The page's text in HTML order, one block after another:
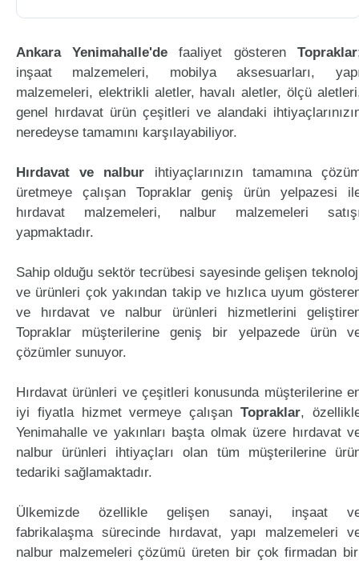
Ankara Yenimahalle'de faaliyet gösteren Topraklar
inşaat malzemeleri, mobilya aksesuarları,
malzemeleri, elektrikli aletler, havalı aletler, ölçü
genel hırdavat ürün çeşitleri ve alandaki
neredeyse tamamını karşılayabiliyor.
Hırdavat ve nalbur ihtiyaçlarınızın tamamına
üretmeye çalışan Topraklar geniş ürün yelpazesi
hırdavat malzemeleri, nalbur malzemeleri
yapmaktadır.
Sahip olduğu sektör tecrübesi sayesinde gelişen
ve ürünleri çok yakından takip ve hızlıca uyum
ve hırdavat ve nalbur ürünleri hizmetlerini
Topraklar müşterilerine geniş bir yelpazede ürün
çözümler sunuyor.
Hırdavat ürünleri ve çeşitleri konusunda müşterilerine
iyi fiyatla hizmet vermeye çalışanTopraklar,
Yenimahalle ve yakınları başta olmak üzere hırdavat
nalbur ürünleri ihtiyaçları olan tüm müşterilerine
tedariki sağlamaktadır.
Ülkemizde özellikle gelişen sanayi, inşaat
fabrikalaşma sürecinde hırdavat, yapı malzemeleri
nalbur malzemeleri çözümü üreten bir çok firmadan